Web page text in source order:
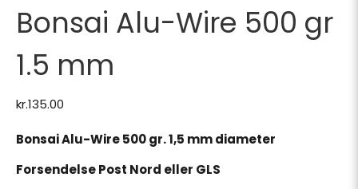
Bonsai Alu-Wire 500 gr
1.5 mm
kr.135.00
Bonsai Alu-Wire 500 gr. 1,5 mm diameter
Forsendelse Post Nord eller GLS